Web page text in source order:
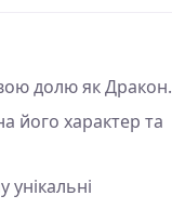
долю як Дракон.
його характер та